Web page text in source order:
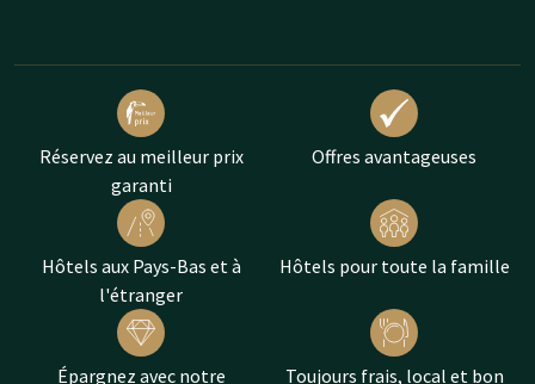
Réservez au meilleur prix
garanti
Offres avantageuses
Hôtels aux Pays-Bas et à
l'étranger
Hôtels pour toute la famille
Épargnez avec notre
Toujours frais, local et bon